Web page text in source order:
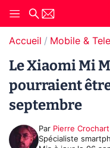
Accueil Mobile &
Le Xiaomi Mi
pourraient
septembre
Par Pierre Crochart
Spécialiste